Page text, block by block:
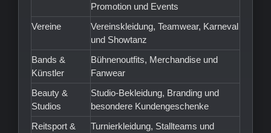
Promotion und Events
Vereine
Vereinskleidung, Teamwear, Karneval
und Showtanz
Bands &
Künstler
Bühnenoutfits, Merchandise und
Fanwear
Beauty &
Studios
Studio-Bekleidung, Branding und
besondere Kundengeschenke
Reitsport &
Turnierkleidung, Stallteams und